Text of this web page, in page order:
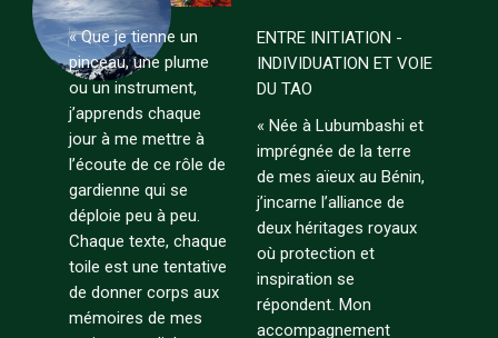
ENTRE INITIATION -
INDIVIDUATION ET VOIE
DU TAO
« Née à Lubumbashi et
imprégnée de la terre
de mes aïeux au Bénin,
j’incarne l’alliance de
deux héritages royaux
où protection et
inspiration se
répondent. Mon
accompagnement
« Que je tienne un
pinceau, une plume
ou un instrument,
j’apprends chaque
jour à me mettre à
l’écoute de ce rôle de
gardienne qui se
déploie peu à peu.
Chaque texte, chaque
toile est une tentative
de donner corps aux
mémoires de mes